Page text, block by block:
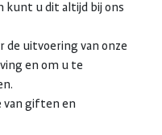
kunt u dit altijd bij ons
de uitvoering van onze
en om u te
van giften en